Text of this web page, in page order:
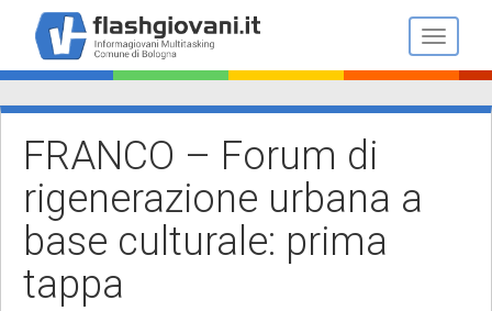
contenuto
principale
Toggle
FRANCO – Forum di
rigenerazione urbana a
base culturale: prima
tappa